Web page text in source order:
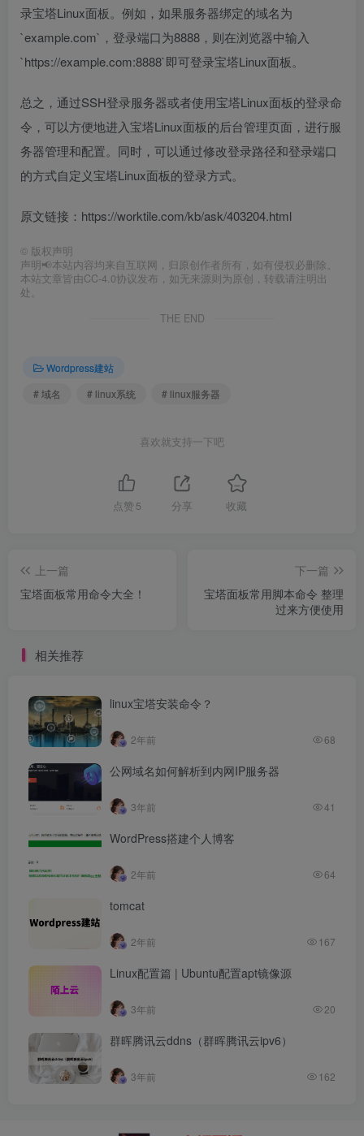
录宝塔Linux面板。例如，如果服务器绑定的域名为
`example.com`，登录端口为8888，则在浏览器中输入
`https://example.com:8888`即可登录宝塔Linux面板。
总之，通过SSH登录服务器或者使用宝塔Linux面板的登录命
令，可以方便地进入宝塔Linux面板的后台管理页面，进行服
务器管理和配置。同时，可以通过修改登录路径和登录端口
的方式自定义宝塔Linux面板的登录方式。
原文链接：https://worktile.com/kb/ask/403204.html
© 版权声明
声明📢本站内容均来自互联网，归原创作者所有，如有侵权必删除。
本站文章皆由CC-4.0协议发布，如无来源则为原创，转载请注明出
处。
THE END
Wordpress建站
# 域名
# linux系统 # linux服务器
喜欢就支持一下吧
点赞 5 分享 收藏
上一篇
宝塔面板常用命令大全！
下一篇
宝塔面板常用脚本命令 整理
过来方便使用
相关推荐
linux宝塔安装命令？
2年前 68
公网域名如何解析到内网IP服务器
3年前 41
WordPress搭建个人博客
2年前 64
tomcat
2年前 167
Linux配置篇 | Ubuntu配置apt镜像源
3年前 20
群晖腾讯云ddns（群晖腾讯云ipv6）
3年前 162